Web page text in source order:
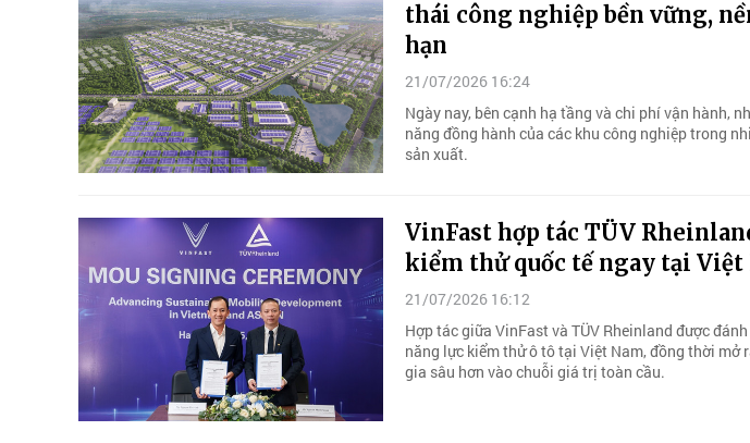
thái công nghiệp bền vững,
hạn
21/07/2026 16:24
Ngày nay, bên cạnh hạ tầng và chi phí vận hành,
năng đồng hành của các khu công nghiệp trong
sản xuất.
VinFast hợp tác TÜV
kiểm thử quốc tế ngay tại Việt
21/07/2026 16:12
Hợp tác giữa VinFast và TÜV Rheinland được
năng lực kiểm thử ô tô tại Việt Nam, đồng thời
gia sâu hơn vào chuỗi giá trị toàn cầu.